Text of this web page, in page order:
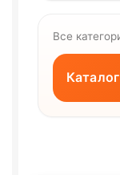
Все
Каталог